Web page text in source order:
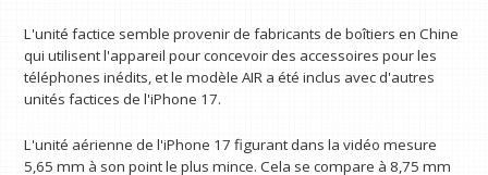
L'unité factice semble provenir de fabricants de boîtiers en Chine
qui utilisent l'appareil pour concevoir des accessoires pour les
téléphones inédits, et le modèle AIR a été inclus avec d'autres
unités factices de l'iPhone 17.
L'unité aérienne de l'iPhone 17 figurant dans la vidéo mesure
5,65 mm à son point le plus mince. Cela se compare à 8,75 mm